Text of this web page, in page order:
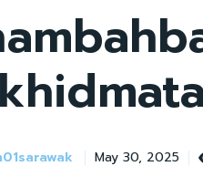
May 30, 2025